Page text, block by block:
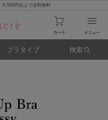
円以上で送料無料 -
ブラタイプ 検索